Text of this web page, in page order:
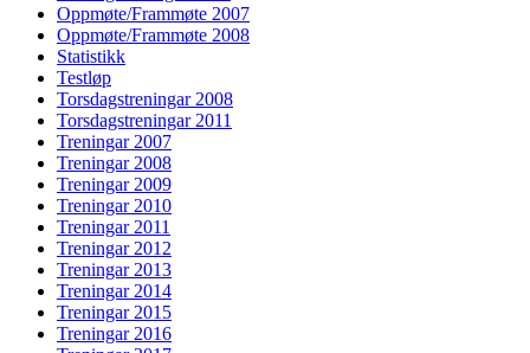
Oppmøte/Frammøte 2007
Oppmøte/Frammøte 2008
Statistikk
Testløp
Torsdagstreningar 2008
Torsdagstreningar 2011
Treningar 2007
Treningar 2008
Treningar 2009
Treningar 2010
Treningar 2011
Treningar 2012
Treningar 2013
Treningar 2014
Treningar 2015
Treningar 2016